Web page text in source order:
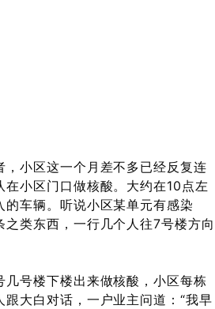
小区这一个月差不多已经反复连
小区门口做核酸。大约在10点左
车辆。听说小区某单元有感染
类东西，一行几个人往7号楼方向
号楼下楼出来做核酸，小区每栋
大白对话，一户业主问道：“我早